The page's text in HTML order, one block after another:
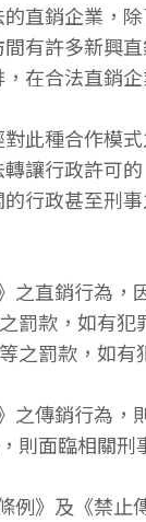
直銷企業，
有許多新興
在合法直銷
此種合作模
讓行政許可
行政甚至刑
之直銷行為
罰款，如有
之罰款，如有
之傳銷行為
則面臨相關刑
例》及《禁